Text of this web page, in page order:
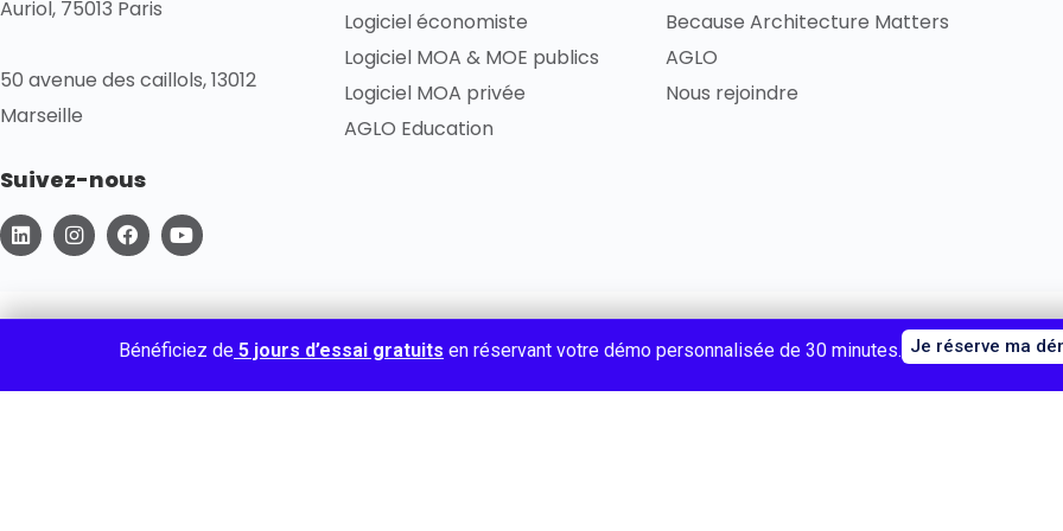
Auriol, 75013 Paris
50 avenue des caillols, 13012
Marseille
Suivez-nous
L
i
n
e
d
I
n
s
a
g
F
a
c
b
o
o
k
Y
o
u
u
b
e
Logiciel économiste
Logiciel MOA & MOE publics
Logiciel MOA privée
AGLO Education
Because Architecture Matters
AGLO
Nous rejoindre
Politique de confidentialité Gestion des cookies Conditions générales Copyright 2024 © BAM - Because
Bénéficiez de 5 jours d’essai gratuits en réservant votre démo personnalisée de 30 minutes. Je réserve ma